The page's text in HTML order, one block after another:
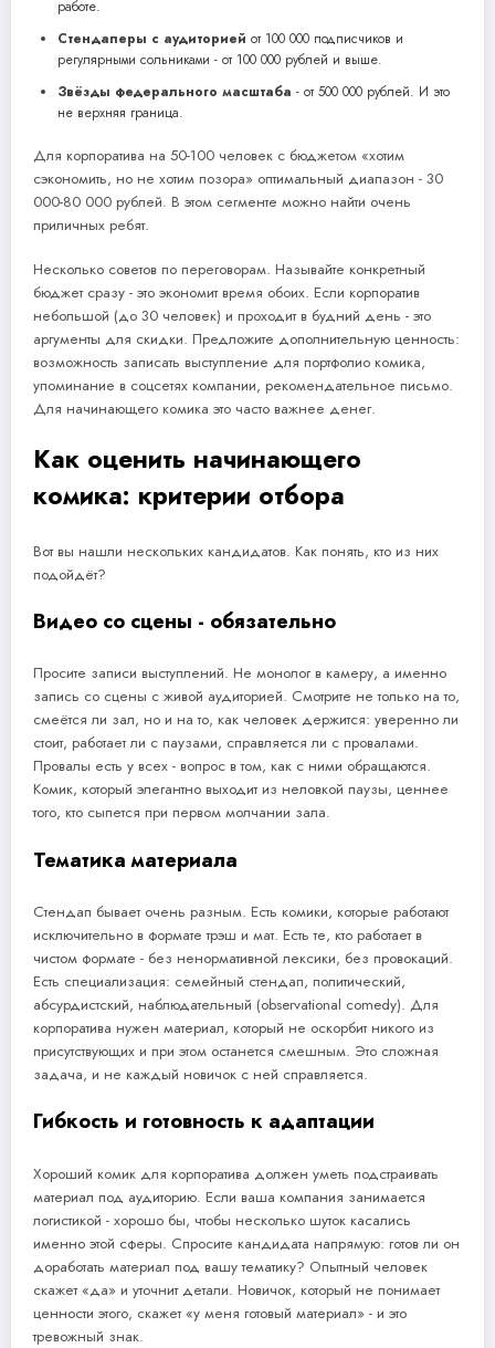
работе.
Стендаперы с аудиторией от 100 000 подписчиков и
регулярными сольниками - от 100 000 рублей и выше.
Звёзды федерального масштаба - от 500 000 рублей. И это
не верхняя граница.
Для корпоратива на 50-100 человек с бюджетом «хотим
сэкономить, но не хотим позора» оптимальный диапазон - 30
000-80 000 рублей. В этом сегменте можно найти очень
приличных ребят.
Несколько советов по переговорам. Называйте конкретный
бюджет сразу - это экономит время обоих. Если корпоратив
небольшой (до 30 человек) и проходит в будний день - это
аргументы для скидки. Предложите дополнительную ценность:
возможность записать выступление для портфолио комика,
упоминание в соцсетях компании, рекомендательное письмо.
Для начинающего комика это часто важнее денег.
Как оценить начинающего
комика: критерии отбора
Вот вы нашли нескольких кандидатов. Как понять, кто из них
подойдёт?
Видео со сцены - обязательно
Просите записи выступлений. Не монолог в камеру, а именно
запись со сцены с живой аудиторией. Смотрите не только на то,
смеётся ли зал, но и на то, как человек держится: уверенно ли
стоит, работает ли с паузами, справляется ли с провалами.
Провалы есть у всех - вопрос в том, как с ними обращаются.
Комик, который элегантно выходит из неловкой паузы, ценнее
того, кто сыпется при первом молчании зала.
Тематика материала
Стендап бывает очень разным. Есть комики, которые работают
исключительно в формате трэш и мат. Есть те, кто работает в
чистом формате - без ненормативной лексики, без провокаций.
Есть специализация: семейный стендап, политический,
абсурдистский, наблюдательный (observational comedy). Для
корпоратива нужен материал, который не оскорбит никого из
присутствующих и при этом останется смешным. Это сложная
задача, и не каждый новичок с ней справляется.
Гибкость и готовность к адаптации
Хороший комик для корпоратива должен уметь подстраивать
материал под аудиторию. Если ваша компания занимается
логистикой - хорошо бы, чтобы несколько шуток касались
именно этой сферы. Спросите кандидата напрямую: готов ли он
доработать материал под вашу тематику? Опытный человек
скажет «да» и уточнит детали. Новичок, который не понимает
ценности этого, скажет «у меня готовый материал» - и это
тревожный знак.